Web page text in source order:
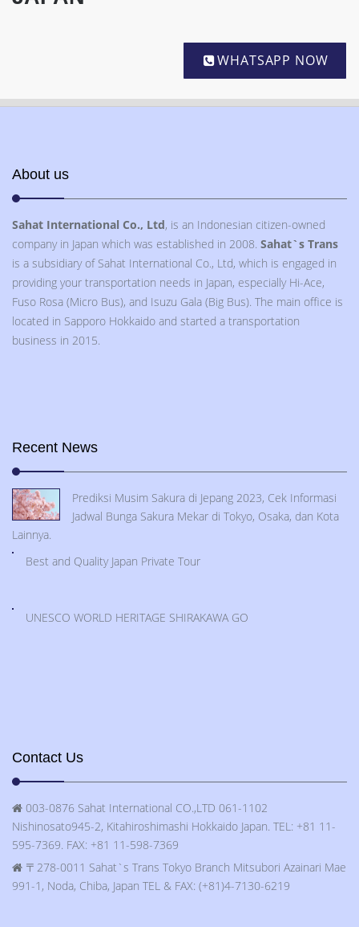
WHATSAPP NOW
About us
Sahat International Co., Ltd, is an Indonesian citizen-owned
company in Japan which was established in 2008. Sahat`s Trans
is a subsidiary of Sahat International Co., Ltd, which is engaged in
providing your transportation needs in Japan, especially Hi-Ace,
Fuso Rosa (Micro Bus), and Isuzu Gala (Big Bus). The main office is
located in Sapporo Hokkaido and started a transportation
business in 2015.
Recent News
Prediksi Musim Sakura di Jepang 2023, Cek Informasi
Jadwal Bunga Sakura Mekar di Tokyo, Osaka, dan Kota
Lainnya.
Best and Quality Japan Private Tour
UNESCO WORLD HERITAGE SHIRAKAWA GO
Contact Us
003-0876 Sahat International CO.,LTD 061-1102
Nishinosato945-2, Kitahiroshimashi Hokkaido Japan. TEL: +81 11-
595-7369. FAX: +81 11-598-7369
〒278-0011 Sahat`s Trans Tokyo Branch Mitsubori Azainari Mae
991-1, Noda, Chiba, Japan TEL & FAX: (+81)4-7130-6219